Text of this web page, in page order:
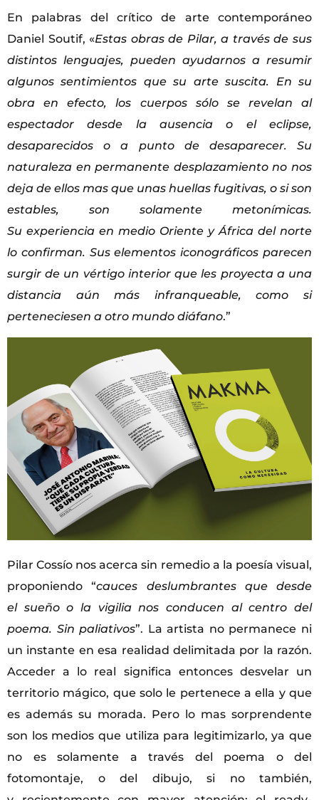
En palabras del crítico de arte contemporáneo
Daniel Soutif, «Estas obras de Pilar, a través de sus
distintos lenguajes, pueden ayudarnos a resumir
algunos sentimientos que su arte suscita. En su
obra en efecto, los cuerpos sólo se revelan al
espectador desde la ausencia o el eclipse,
desaparecidos o a punto de desaparecer. Su
naturaleza en permanente desplazamiento no nos
deja de ellos mas que unas huellas fugitivas, o si son
estables, son solamente metonímicas.
Su experiencia en medio Oriente y África del norte
lo confirman. Sus elementos iconográficos parecen
surgir de un vértigo interior que les proyecta a una
distancia aún más infranqueable, como si
perteneciesen a otro mundo diáfano.”
Pilar Cossío nos acerca sin remedio a la poesía visual,
proponiendo “cauces deslumbrantes que desde
el sueño o la vigilia nos conducen al centro del
poema. Sin paliativos”. La artista no permanece ni
un instante en esa realidad delimitada por la razón.
Acceder a lo real significa entonces desvelar un
territorio mágico, que solo le pertenece a ella y que
es además su morada. Pero lo mas sorprendente
son los medios que utiliza para legitimizarlo, ya que
no es solamente a través del poema o del
fotomontaje, o del dibujo, si no también,